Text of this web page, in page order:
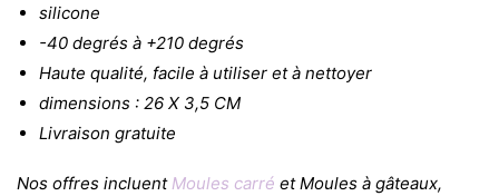
silicone
-40 degrés à +210 degrés
Haute qualité, facile à utiliser et à nettoyer
dimensions : 26 X 3,5 CM
Livraison gratuite
Nos offres incluentMoules carré et Moules à gâteaux,